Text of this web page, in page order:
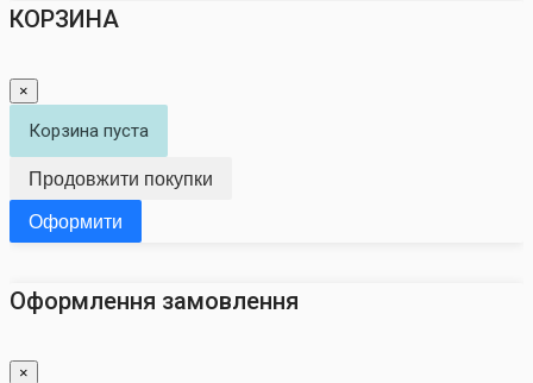
КОРЗИНА
×
Корзина пуста
Продовжити покупки
Оформити
Оформлення замовлення
×